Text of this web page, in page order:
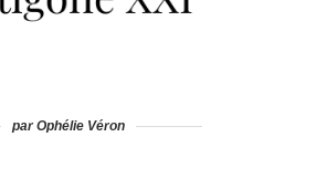
par Ophélie Véron